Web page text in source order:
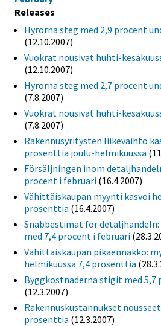
Releases
Hyrorna steg med 2,9 procent
(12.10.2007)
Vuokrat nousivat huhti-
(12.10.2007)
Hyrorna steg med 2,7 procent
(7.8.2007)
Vuokrat nousivat huhti-
(7.8.2007)
Rakennusyritysten liikevaihto
prosenttia joulu-helmikuussa
Försäljningen inom
procent i februari (16.4.2007)
Vähittäiskaupan myynti kasvoi
prosenttia (16.4.2007)
Snabbestimat för
med 7,4 procent i februari
Vähittäiskaupan pikaennakko:
helmikuussa 7,4 prosenttia
Byggkostnaderna stigit med 5,7
(12.3.2007)
Rakennuskustannukset
prosenttia (12.3.2007)